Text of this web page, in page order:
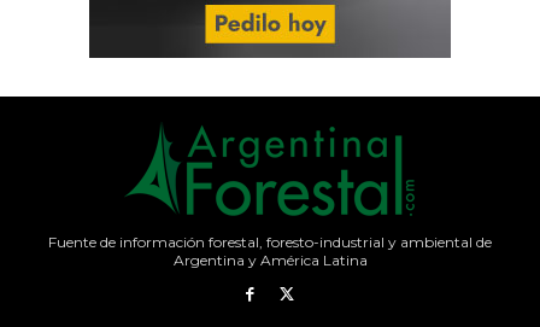
Fuente de información forestal, foresto-industrial y ambiental de
Argentina y América Latina